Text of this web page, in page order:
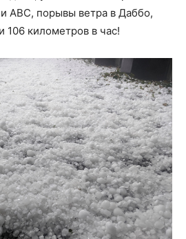
АВС, порывы ветра в Даббо,
километров в час!